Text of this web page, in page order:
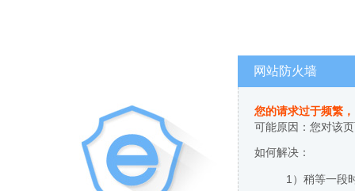
网站防火墙
您的请求过于频繁
可能原因：您对该
如何解决：
1）稍等一段